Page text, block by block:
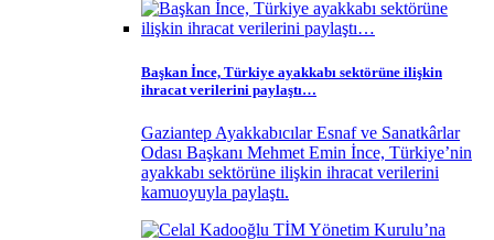
Başkan İnce, Türkiye ayakkabı sektörüne ilişkin
ihracat verilerini paylaştı…
Gaziantep Ayakkabıcılar Esnaf ve Sanatkârlar
Odası Başkanı Mehmet Emin İnce, Türkiye’nin
ayakkabı sektörüne ilişkin ihracat verilerini
kamuoyuyla paylaştı.